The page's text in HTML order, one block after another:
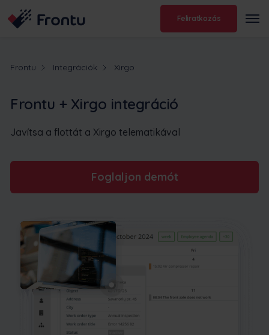
Feliratkozás
Frontu Integrációk Xirgo
Frontu + Xirgo integráció
Javítsa a flottát a Xirgo telematikával
Foglaljon demót